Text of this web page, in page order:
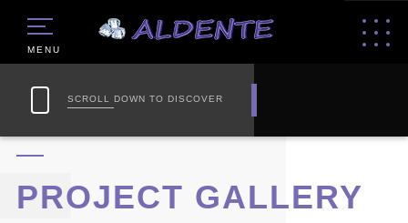
MENU
SCROLL DOWN TO DISCOVER
PROJECT GALLERY